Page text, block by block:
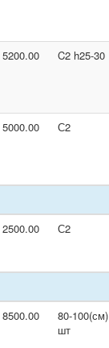
5200.00 C2 h25-30
5000.00 С2
2500.00 С2
8500.00
80-
шт